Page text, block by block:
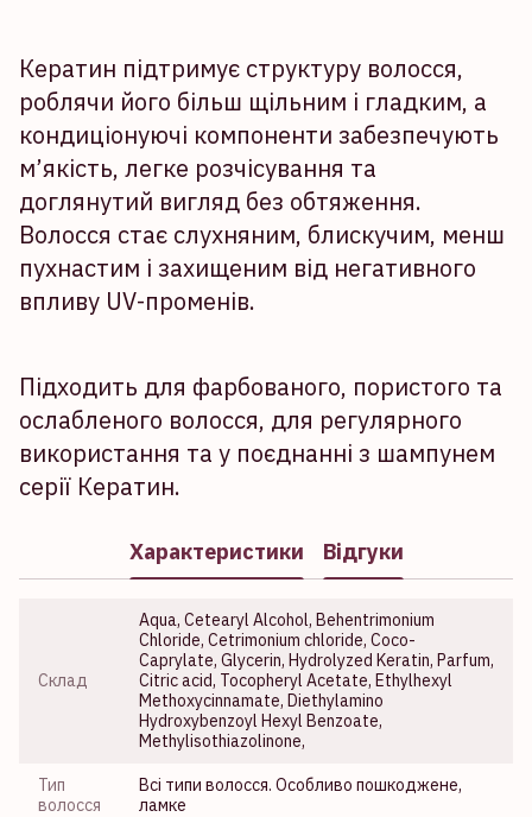
Кератин підтримує структуру волосся,
роблячи його більш щільним і гладким, а
кондиціонуючі компоненти забезпечують
м’якість, легке розчісування та
доглянутий вигляд без обтяження.
Волосся стає слухняним, блискучим, менш
пухнастим і захищеним від негативного
впливу UV-променів.
Підходить для фарбованого, пористого та
ослабленого волосся, для регулярного
використання та у поєднанні з шампунем
серії Кератин.
Характеристики Відгуки
Склад
Aqua, Cetearyl Alcohol, Behentrimonium
Chloride, Cetrimonium chloride, Coco-
Caprylate, Glycerin, Hydrolyzed Keratin, Parfum,
Citric acid, Tocopheryl Acetate, Ethylhexyl
Methoxycinnamate, Diethylamino
Hydroxybenzoyl Hexyl Benzoate,
Methylisothiazolinone,
Тип
волосся
Всі типи волосся. Особливо пошкоджене,
ламке